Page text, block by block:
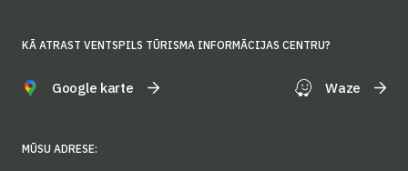
KĀ ATRAST VENTSPILS TŪRISMA INFORMĀCIJAS CENTRU?
Google karte Waze
MŪSU ADRESE: